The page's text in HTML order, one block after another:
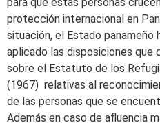
protección internacional en
situación, el Estado panameño
aplicado las disposiciones que
sobre el Estatuto de los
(1967) relativas al
de las personas que se
Además en caso de afluencia